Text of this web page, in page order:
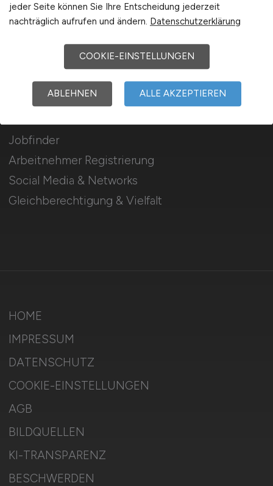
Für Arbeitnehmer
Jobfinder
Arbeitnehmer Registrierung
Social Media & Networks
Gleichberechtigung & Vielfalt
Arbeitgeber Kontakt
Karrierenetzwerk
HOME
IMPRESSUM
DATENSCHUTZ
COOKIE-EINSTELLUNGEN
AGB
BILDQUELLEN
KI-TRANSPARENZ
BESCHWERDEN
jeder Seite können Sie Ihre Entscheidung jederzeit
nachträglich aufrufen und ändern. Datenschutzerklärung
COOKIE-EINSTELLUNGEN
ABLEHNEN ALLE AKZEPTIEREN